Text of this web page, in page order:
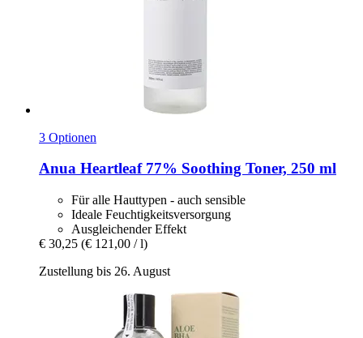
3 Optionen
Anua Heartleaf 77% Soothing Toner, 250 ml
Für alle Hauttypen - auch sensible
Ideale Feuchtigkeitsversorgung
Ausgleichender Effekt
€ 30,25 (€ 121,00 / l)
Zustellung bis 26. August